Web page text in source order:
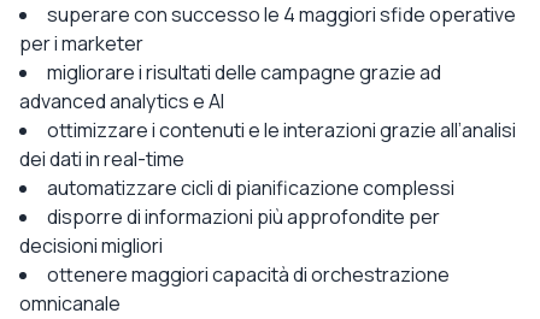
superare con successo le 4 maggiori sfide operative
per i marketer
migliorare i risultati delle campagne grazie ad
advanced analytics e AI
ottimizzare i contenuti e le interazioni grazie all’analisi
dei dati in real-time
automatizzare cicli di pianificazione complessi
disporre di informazioni più approfondite per
decisioni migliori
ottenere maggiori capacità di orchestrazione
omnicanale